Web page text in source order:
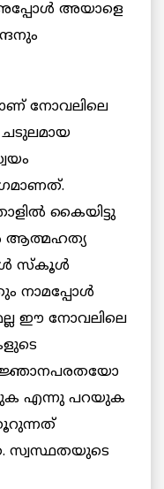
അപ്പോള്‍ അയാളെ
നോവലിലെ
കൈയിട്ടു
ആത്മഹത്യ
സ്‌കൂള്‍
നാമപ്പോള്‍
ഈ നോവലിലെ
ജ്ഞാനപരതയോ
എന്നു പറയുക
സ്വസ്ഥതയുടെ